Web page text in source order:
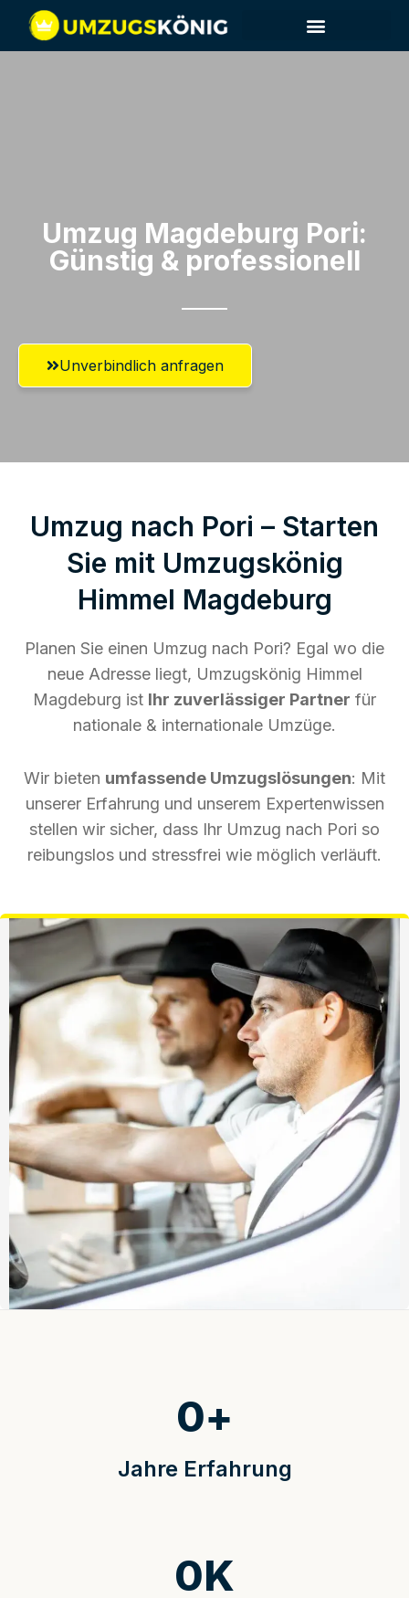
Umzug Magdeburg​ Pori:
Günstig & professionell​
Unverbindlich anfragen
Umzug nach Pori – Starten
Sie mit Umzugskönig
Himmel Magdeburg
Planen Sie einen Umzug nach Pori? Egal wo die
neue Adresse liegt, Umzugskönig Himmel
Magdeburg ist Ihr zuverlässiger Partner für
nationale & internationale Umzüge.
Wir bieten umfassende Umzugslösungen: Mit
unserer Erfahrung und unserem Expertenwissen
stellen wir sicher, dass Ihr Umzug nach Pori so
reibungslos und stressfrei wie möglich verläuft.
Jahre Erfahrung
0+
0K